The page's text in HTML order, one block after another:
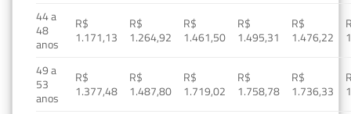
44 a
48
anos
R$
1.171,13
R$
1.264,92
R$
1.461,50
R$
1.495,31
R$
1.476,22
49 a
53
anos
R$
1.377,48
R$
1.487,80
R$
1.719,02
R$
1.758,78
R$
1.736,33